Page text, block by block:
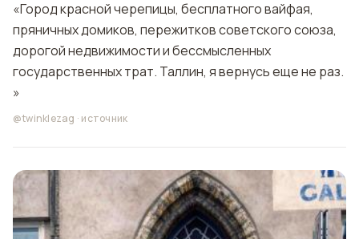
«Город красной черепицы, бесплатного вайфая,
пряничных домиков, пережитков советского союза,
дорогой недвижимости и бессмысленных
государственных трат. Таллин, я вернусь еще не раз.
»
@twinklezag · источник